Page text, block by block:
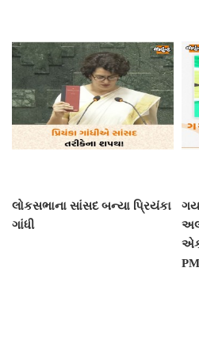
લોકસભાના સાંસદ બન્યા પ્રિયંકા
ગાંધી